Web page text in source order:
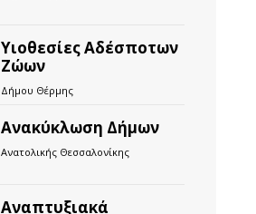
Υιοθεσίες Αδέσποτων
Ζώων
Δήμου Θέρμης
Ανακύκλωση Δήμων
Ανατολικής Θεσσαλονίκης
Αναπτυξιακά